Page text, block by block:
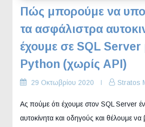
Πώς μπορούμε να
τα ασφάλιστρα
έχουμε σε SQL
Python (χωρίς API)
29 Οκτωβρίου 2020 Stratos
Ας πούμε ότι έχουμε στον SQL Server
αυτοκίνητα και οδηγούς και θέλουμε να